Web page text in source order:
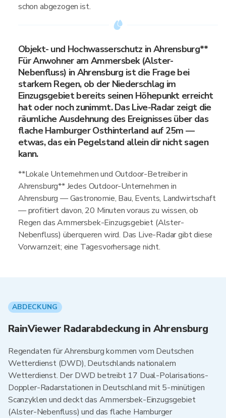
schon abgezogen ist.
Objekt- und Hochwasserschutz in Ahrensburg**
Für Anwohner am Ammersbek (Alster-
Nebenfluss) in Ahrensburg ist die Frage bei
starkem Regen, ob der Niederschlag im
Einzugsgebiet bereits seinen Höhepunkt erreicht
hat oder noch zunimmt. Das Live-Radar zeigt die
räumliche Ausdehnung des Ereignisses über das
flache Hamburger Osthinterland auf 25m —
etwas, das ein Pegelstand allein dir nicht sagen
kann.
**Lokale Unternehmen und Outdoor-Betreiber in
Ahrensburg** Jedes Outdoor-Unternehmen in
Ahrensburg — Gastronomie, Bau, Events, Landwirtschaft
— profitiert davon, 20 Minuten voraus zu wissen, ob
Regen das Ammersbek-Einzugsgebiet (Alster-
Nebenfluss) überqueren wird. Das Live-Radar gibt diese
Vorwarnzeit; eine Tagesvorhersage nicht.
ABDECKUNG
RainViewer Radarabdeckung in Ahrensburg
Regendaten für Ahrensburg kommen vom Deutschen
Wetterdienst (DWD), Deutschlands nationalem
Wetterdienst. Der DWD betreibt 17 Dual-Polarisations-
Doppler-Radarstationen in Deutschland mit 5-minütigen
Scanzyklen und deckt das Ammersbek-Einzugsgebiet
(Alster-Nebenfluss) und das flache Hamburger